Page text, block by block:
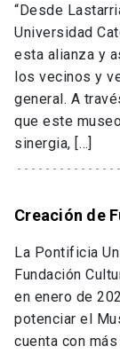
“Desde
Universidad
esta alianza y
los vecinos y
general. A
que este
sinergia, […]
Creación de
La Pontificia
Fundación
en enero de
potenciar el
cuenta con